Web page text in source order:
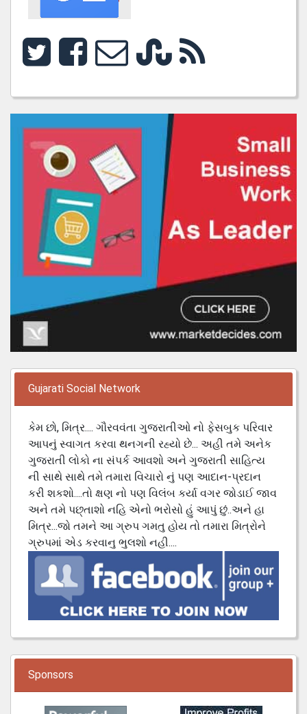
Gujarati Social Network
કેમ છો, મિત્ર.... ગૌરવવંતા ગુજરાતીઓ નો ફેસબુક પરિવાર
આપનું સ્વાગત કરવા થનગની રહ્યો છે... અહી તમે અનેક
ગુજરાતી લોકો ના સંપર્ક આવશો અને ગુજરાતી સાહિત્ય
ની સાથે સાથે તમે તમારા વિચારો નું પણ આદાન-પ્રદાન
કરી શકશો....તો ક્ષણ નો પણ વિલંબ કર્યા વગર જોડાઈ જાવ
અને તમે પછ્તાશો નહિ એનો ભરોસો હું આપું છું..અને હા
મિત્ર...જો તમને આ ગ્રુપ ગમતુ હોય તો તમારા મિત્રોને
ગ્રુપમાં એડ કરવાનુ ભુલશો નહી....
Sponsors